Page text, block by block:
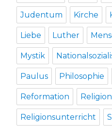
Judentum Kirche
Liebe Luther
Mystik
Paulus Philosophie
Reformation Religion
Religionsunterricht